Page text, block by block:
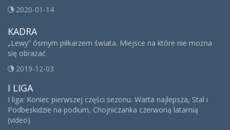
2020-01-14
KADRA
„Lewy” ósmym piłkarzem świata. Miejsce na które nie można
się obrażać
2019-12-03
I LIGA
I liga: Koniec pierwszej części sezonu. Warta najlepsza, Stal i
Podbeskidzie na podium, Chojniczanka czerwoną latarnią
(video)